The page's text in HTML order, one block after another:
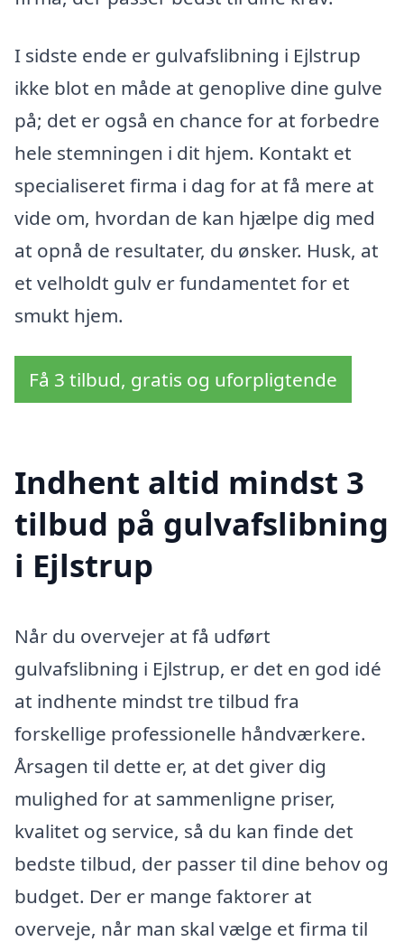
I sidste ende er gulvafslibning i Ejlstrup
ikke blot en måde at genoplive dine gulve
på; det er også en chance for at forbedre
hele stemningen i dit hjem. Kontakt et
specialiseret firma i dag for at få mere at
vide om, hvordan de kan hjælpe dig med
at opnå de resultater, du ønsker. Husk, at
et velholdt gulv er fundamentet for et
smukt hjem.
Få 3 tilbud, gratis og uforpligtende
Indhent altid mindst 3
tilbud på gulvafslibning
i Ejlstrup
Når du overvejer at få udført
gulvafslibning i Ejlstrup, er det en god idé
at indhente mindst tre tilbud fra
forskellige professionelle håndværkere.
Årsagen til dette er, at det giver dig
mulighed for at sammenligne priser,
kvalitet og service, så du kan finde det
bedste tilbud, der passer til dine behov og
budget. Der er mange faktorer at
overveje, når man skal vælge et firma til